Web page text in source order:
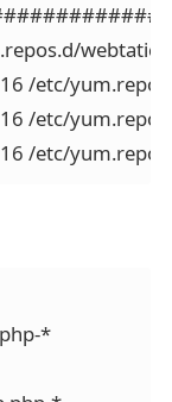
webtatic*
/etc/
/etc/
/etc/
*